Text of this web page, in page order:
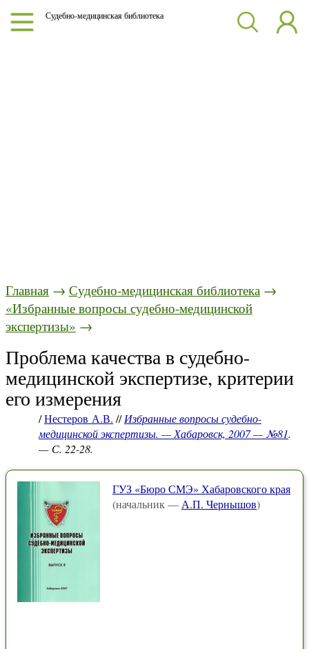
Судебно-медицинская библиотека
Главная → Судебно-медицинская библиотека →
«Избранные вопросы судебно-медицинской
экспертизы» →
Проблема качества в судебно-
медицинской экспертизе, критерии
его измерения
/Нестеров А.В. //Избранные вопросы судебно-
медицинской экспертизы. — Хабаровск, 2007 — №81.
— С. 22-28.
ГУЗ «Бюро СМЭ» Хабаровского края
(начальник — А.П. Чернышов)